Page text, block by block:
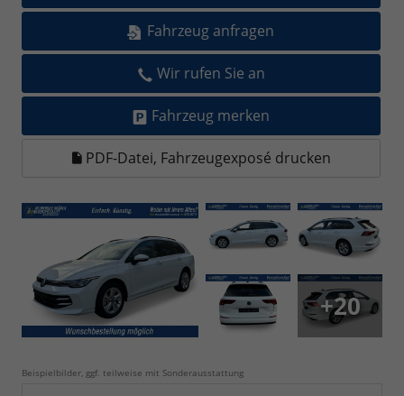
Fahrzeug anfragen
Wir rufen Sie an
Fahrzeug merken
PDF-Datei, Fahrzeugexposé drucken
+20
Beispielbilder, ggf. teilweise mit Sonderausstattung